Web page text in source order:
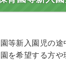
等新入園児の途
を希望する方